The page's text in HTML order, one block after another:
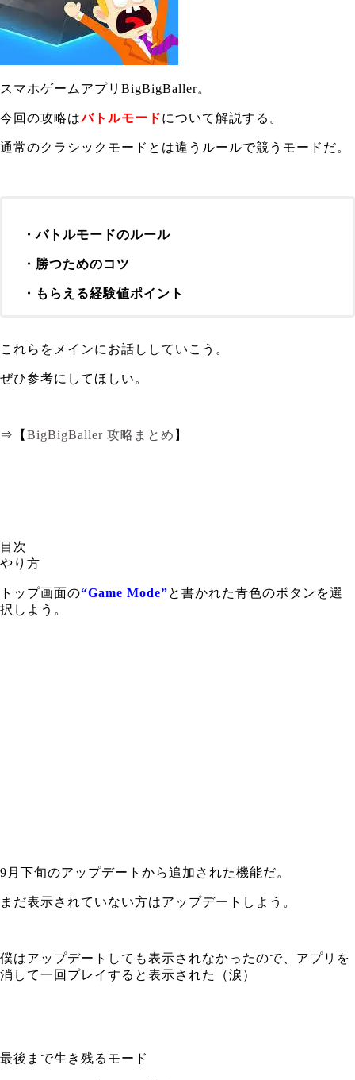
スマホゲームアプリBigBigBaller。
今回の攻略はバトルモードについて解説する。
通常のクラシックモードとは違うルールで競うモードだ。
・バトルモードのルール
・勝つためのコツ
・もらえる経験値ポイント
これらをメインにお話ししていこう。
ぜひ参考にしてほしい。
⇒【 BigBigBaller 攻略まとめ 】
目次
やり方
トップ画面の“Game Mode”と書かれた青色のボタンを選
択しよう。
9月下旬のアップデートから追加された機能だ。
まだ表示されていない方はアップデートしよう。
僕はアップデートしても表示されなかったので、アプリを
消して一回プレイすると表示された（涙）
最後まで生き残るモード